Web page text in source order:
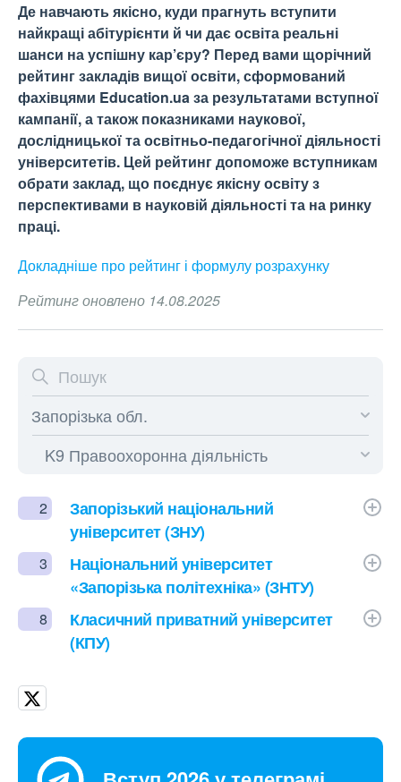
Де навчають якісно, куди прагнуть вступити
найкращі абітурієнти й чи дає освіта реальні
шанси на успішну кар’єру? Перед вами щорічний
рейтинг закладів вищої освіти, сформований
фахівцями Education.ua за результатами вступної
кампанії, а також показниками наукової,
дослідницької та освітньо-педагогічної діяльності
університетів. Цей рейтинг допоможе вступникам
обрати заклад, що поєднує якісну освіту з
перспективами в науковій діяльності та на ринку
праці.
Докладніше про рейтинг і формулу розрахунку
Рейтинг оновлено 14.08.2025
2
Запорізький національний
університет (ЗНУ)
3
Національний університет
«Запорізька політехніка» (ЗНТУ)
8
Класичний приватний університет
(КПУ)